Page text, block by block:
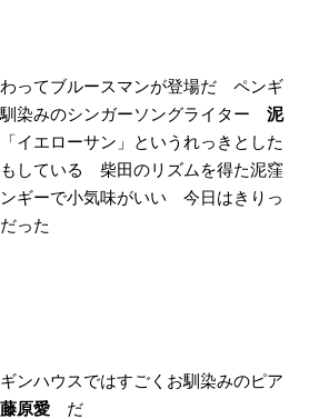
わってブルースマンが登場だ ペンギ
染みのシンガーソングライター 泥
イエローサン」というれっきとした
している 柴田のリズムを得た泥窪
ギーで小気味がいい 今日はきりっ
った
ンハウスではすごくお馴染みのピア
藤原愛 だ